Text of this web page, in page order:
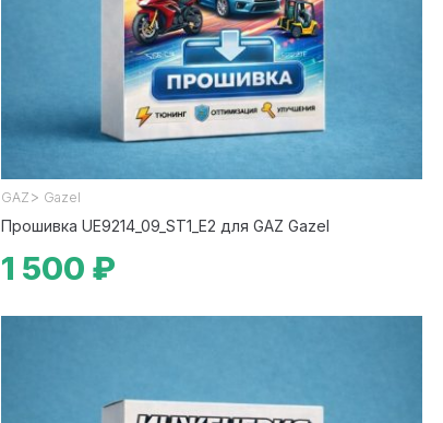
GAZ > Gazel
Прошивка UE9214_09_ST1_E2 для GAZ Gazel
1 500 ₽